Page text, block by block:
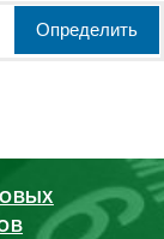
Определить